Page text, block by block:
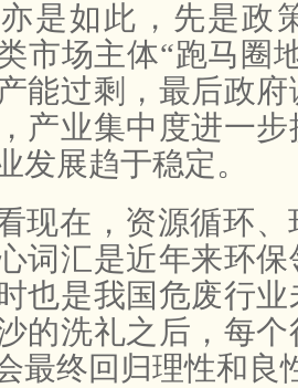
是如此，先是政
市场主体“跑马圈
能过剩，最后政
产业集中度进一
发展趋于稳定。
现在，资源循环
词汇是近年来环
也是我国危废行
的洗礼之后，每
最终回归理性和良